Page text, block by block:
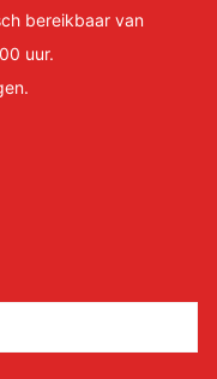
bereikbaar van
uur.